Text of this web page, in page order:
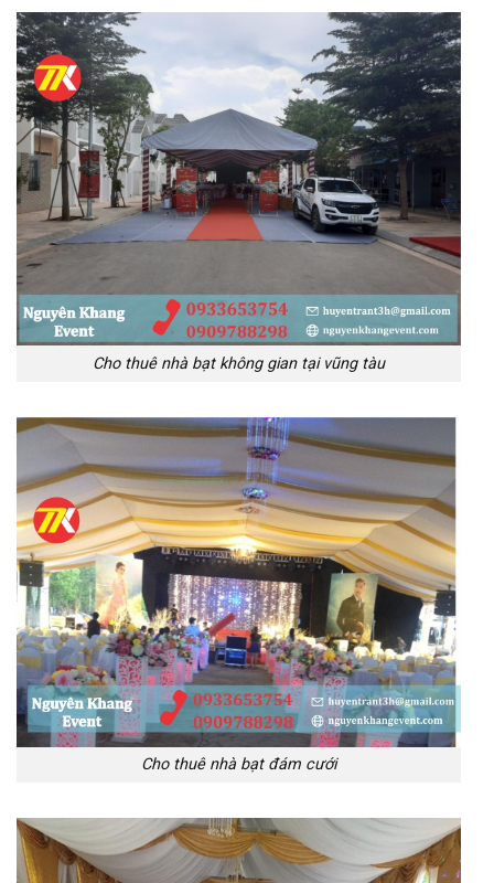
Cho thuê nhà bạt không gian tại vũng tàu
Cho thuê nhà bạt đám cưới